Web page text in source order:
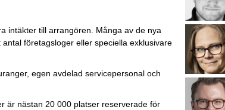
intäkter till arrangören. Många av de nya
företagsloger eller speciella exklusivare
egen avdelad servicepersonal och
är nästan 20 000 platser reserverade för